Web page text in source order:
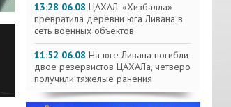
13:28 06.08 ЦАХАЛ: «Хизбалла»
превратила деревни юга Ливана в
сеть военных объектов
11:52 06.08 На юге Ливана погибли
двое резервистов ЦАХАЛа, четверо
получили тяжелые ранения